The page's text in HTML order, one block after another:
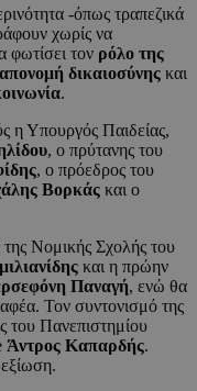
-όπως τραπεζικά
χωρίς να
φωτίσει τον ρόλο της
απονομή δικαιοσύνης και
.
η Υπουργός Παιδείας,
, ο πρύτανης του
, ο πρόεδρος του
Βορκάς και ο
Νομικής Σχολής του
και η πρώην
Παναγή, ενώ θα
Τον συντονισμό της
του Πανεπιστημίου
Άντρος Καπαρδής.